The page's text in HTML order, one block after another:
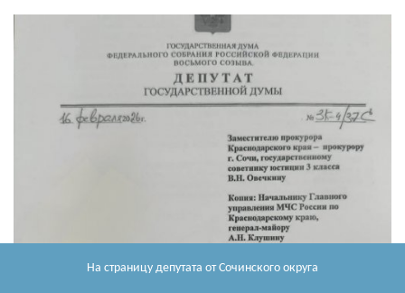
На страницу депутата от Сочинского округа